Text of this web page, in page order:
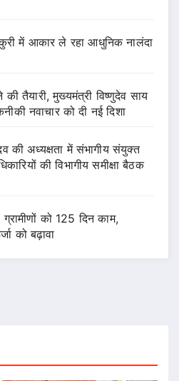
में आकार ले रहा आधुनिक नालंदा
तैयारी, मुख्यमंत्री विष्णुदेव साय
नवाचार को दी नई दिशा
की अध्यक्षता में संभागीय संयुक्त
की विभागीय समीक्षा बैठक
को 125 दिन काम,
को बढ़ावा